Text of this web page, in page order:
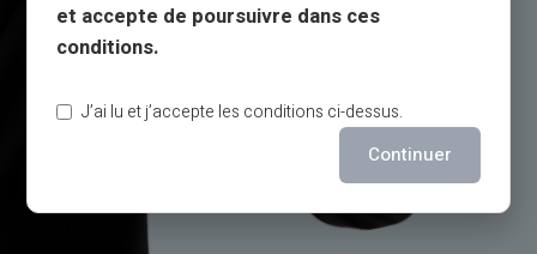
et accepte de poursuivre dans ces
conditions.
J’ai lu et j’accepte les conditions ci-dessus.
Continuer